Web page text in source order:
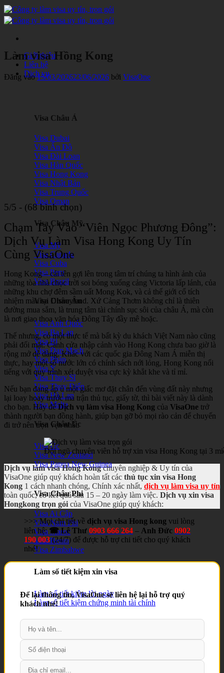
Bỏ
qua
nội
Giới thiệu
Liên hệ
Dịch vụ
Visa Châu Á
Visa Dubai
Visa Ấn Độ
Visa Đài Loan
Visa Hàn Quốc
Visa Hong Kong
Visa Nhật Bản
Visa Trung Quốc
Visa Oman
Visa Châu Mỹ
Visa Mỹ
Visa Canada
Visa Cuba
Visa Peru
Visa Brazil
Visa Châu Âu
Visa Anh Quốc
Visa Ba Lan
Visa Bỉ
Visa Đan Mạch
Visa Pháp
Visa Ý
Visa Thụy Sĩ
Visa Thụy Điển
Visa Hà Lan
Visa Malta
Visa Châu Úc
Visa Úc
Visa New Zealand
Visa Papua New Guinea
Visa Châu Phi
Visa Ai Cập
Visa Nam Phi
Visa Maroc
Visa Benin
Visa Zimbabwe
Làm số tiết kiệm xin visa
Làm sổ tiết kiệm lùi ngày
Làm sổ tiết kiệm chứng minh tài chính
Dịch thuật công chứng Quận 1
Dịch thuật công chứng Quận 2
Dịch thuật công chứng Quận 3
Làm visa Hồng Kong
Đăng vào15/03/202623/06/2026 bởi VisaOne
5/5 - (68 bình chọn)
Chạm Tay Vào “Viên Ngọc Phương Đông”:
Dịch Vụ Làm Visa Hong Kong Uy Tín
Cùng VisaOne
Hong Kong – cái tên gợi lên trong tâm trí chúng ta hình ảnh của
những tòa nhà chọc trời soi bóng xuống cảng Victoria lấp lánh, của
những khu chợ đêm sầm uất Mong Kok, và cả thế giới cổ tích
nhiệm màu tại Disneyland. Xứ Cảng Thơm không chỉ là thiên
đường mua sắm, là trung tâm tài chính sục sôi của châu Á, mà còn
là nơi giao thoa văn hóa Đông Tây đầy mê hoặc.
Thế nhưng, có một thực tế mà bất kỳ du khách Việt Nam nào cũng
phải đối mặt: Cánh cửa nhập cảnh vào Hong Kong chưa bao giờ là
rộng mở dễ dàng. Khác với các quốc gia Đông Nam Á miễn thị
thực, hay một số nước lớn có chính sách nới lỏng, Hong Kong nổi
tiếng với quy trình xét duyệt visa cực kỳ khắt khe và tỉ mỉ.
Nếu bạn đang ấp ủ một giấc mơ đặt chân đến vùng đất này nhưng
lại loay hoay trước ma trận thủ tục, giấy tờ, thì bài viết này là dành
cho bạn. Hãy đểDịch vụ làm visa Hong Kong của VisaOne trở
thành người bạn đồng hành, giúp bạn gỡ bỏ mọi rào cản để chuyến
đi trở nên trọn vẹn nhất.
Đội ngũ chuyên viên hỗ trợ xin visa Hong Kong tại 3
Dịch vụ làm visa Hong Kongchuyên nghiệp & Uy tín của
VisaOne giúp quý khách hoàn tất các thủ tục xin visa Hong
Kong 1 cách nhanh chóng, Chính xác nhất, dịch vụ làm visa uy tín
toàn quốc, có kết quả sau 15 – 20 ngày làm việc. Dịch vụ xin visa
Hongkong trọn gói của VisaOne giúp quý khách:
>>> Mọi chi tiết về dịch vụ visa Hong kong vui lòng
liên hệ: ☎ Lê Thư 0903 666 264 – Anh Đức 0902
190 003(24/7) để được hỗ trợ chi tiết cho quý khách
nhé!
Để lại thông tin, VisaOne sẽ liên hệ lại hỗ trợ quý
khách nhé!